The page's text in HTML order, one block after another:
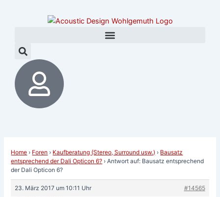
Home › Foren › Kaufberatung (Stereo, Surround usw.) › Bausatz
entsprechend der Dali Opticon 6? › Antwort auf: Bausatz entsprechend
der Dali Opticon 6?
23. März 2017 um 10:11 Uhr
#14565